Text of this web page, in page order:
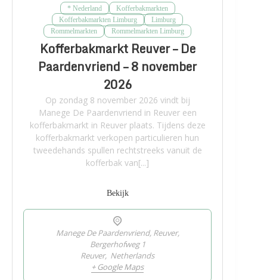
* Nederland
Kofferbakmarkten
Kofferbakmarkten Limburg
Limburg
Rommelmarkten
Rommelmarkten Limburg
Kofferbakmarkt Reuver – De
Paardenvriend – 8 november
2026
Op zondag 8 november 2026 vindt bij
Manege De Paardenvriend in Reuver een
kofferbakmarkt in Reuver plaats. Tijdens deze
kofferbakmarkt verkopen particulieren hun
tweedehands spullen rechtstreeks vanuit de
kofferbak van[...]
Bekijk
Manege De Paardenvriend, Reuver,
Bergerhofweg 1
Reuver, Netherlands
+ Google Maps